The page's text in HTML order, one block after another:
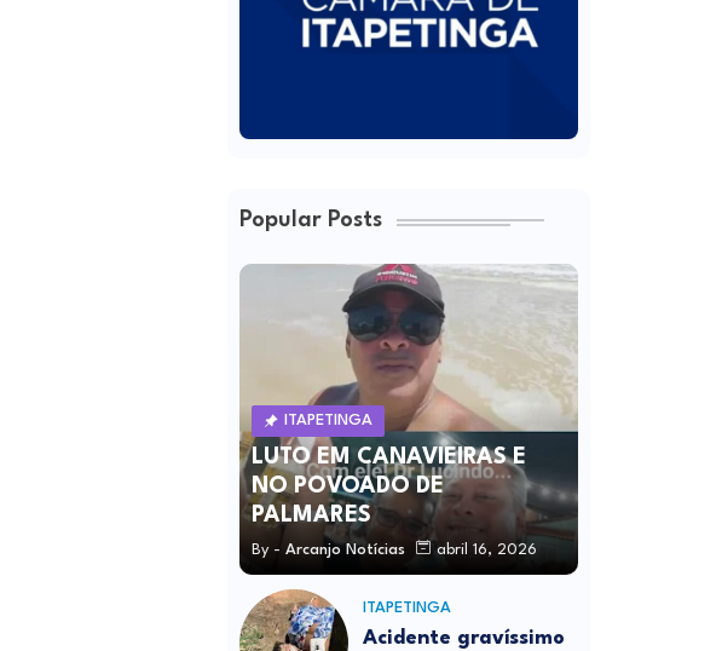
Popular Posts
ITAPETINGA
LUTO EM CANAVIEIRAS E
NO POVOADO DE
PALMARES
By - Arcanjo Notícias abril 16, 2026
ITAPETINGA
Acidente gravíssimo